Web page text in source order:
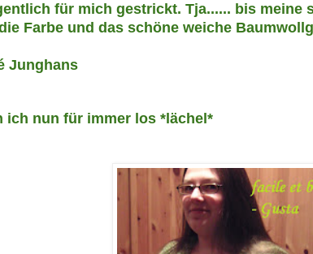
für mich gestrickt. Tja...... bis meine
Farbe und das schöne weiche
Junghans
ich nun für immer los *lächel*